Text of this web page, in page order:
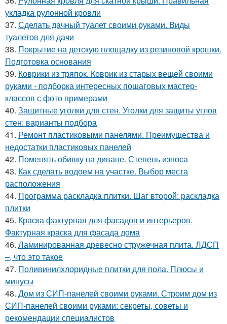
укладка рулонной кровли
37. Сделать дачный туалет своими руками. Виды
туалетов для дачи
38. Покрытие на детскую площадку из резиновой крошки.
Подготовка основания
39. Коврики из тряпок. Коврик из старых вещей своими
руками - подборка интересных пошаговых мастер-
классов с фото примерами
40. Защитные уголки для стен. Уголки для защиты углов
стен: варианты подбора
41. Ремонт пластиковыми панелями. Преимущества и
недостатки пластиковых панелей
42. Поменять обивку на диване. Степень износа
43. Как сделать водоем на участке. Выбор места
расположения
44. Программа раскладка плитки. Шаг второй: раскладка
плитки
45. Краска фактурная для фасадов и интерьеров.
Фактурная краска для фасада дома
46. Ламинированная древесно стружечная плита. ЛДСП
–, что это такое
47. Поливинилхлоридные плитки для пола. Плюсы и
минусы
48. Дом из СИП-панелей своими руками. Строим дом из
СИП-панелей своими руками: секреты, советы и
рекомендации специалистов